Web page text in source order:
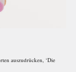
auszudrücken, ‘Die